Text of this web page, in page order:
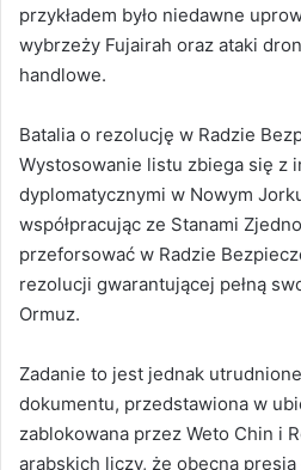
przykładem było niedawne
wybrzeży Fujairah oraz ataki
handlowe.
Batalia o rezolucję w Radzie
Wystosowanie listu zbiega się z
dyplomatycznymi w Nowym
współpracując ze Stanami
przeforsować w Radzie
rezolucji gwarantującej pełną
Ormuz.
Zadanie to jest jednak
dokumentu, przedstawiona w
zablokowana przez Weto Chin i
arabskich liczy, że obecna